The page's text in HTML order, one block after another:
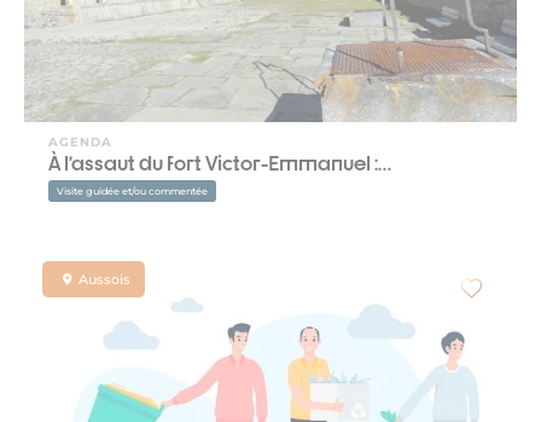
AGENDA
À l’assaut du fort Victor-Emmanuel :…
Visite guidée et/ou commentée
Aussois